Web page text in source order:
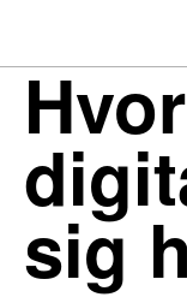
sig